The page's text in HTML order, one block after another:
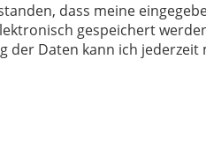
dass meine
gespeichert
der Daten kann ich